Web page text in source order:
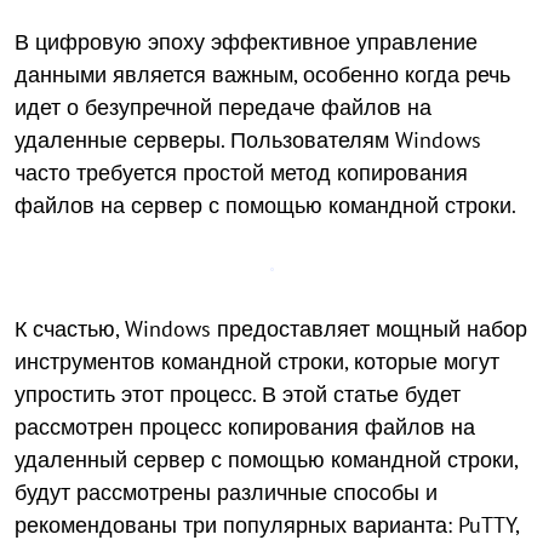
В цифровую эпоху эффективное управление
данными является важным, особенно когда речь
идет о безупречной передаче файлов на
удаленные серверы. Пользователям Windows
часто требуется простой метод копирования
файлов на сервер с помощью командной строки.
К счастью, Windows предоставляет мощный набор
инструментов командной строки, которые могут
упростить этот процесс. В этой статье будет
рассмотрен процесс копирования файлов на
удаленный сервер с помощью командной строки,
будут рассмотрены различные способы и
рекомендованы три популярных варианта: PuTTY,